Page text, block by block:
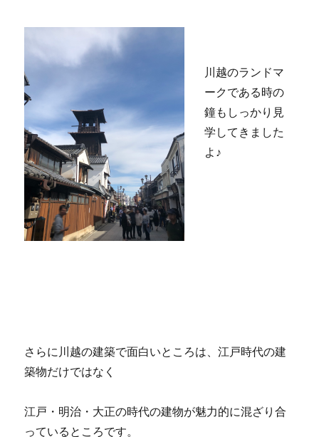
川越のランドマ
ークである時の
鐘もしっかり見
学してきました
よ♪
さらに川越の建築で面白いところは、江戸時代の建
築物だけではなく
江戸・明治・大正の時代の建物が魅力的に混ざり合
っているところです。